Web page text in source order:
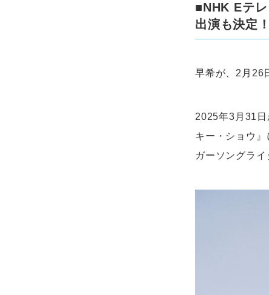
■NHK Eテ
出演も決定！
早希が、2月26
2025年3月31
キー・ショウ
ガーソングライ